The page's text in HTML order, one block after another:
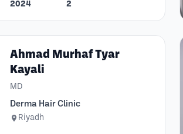
2024 2
Ahmad Murhaf Tyar
Kayali
MD
Derma Hair Clinic
Riyadh